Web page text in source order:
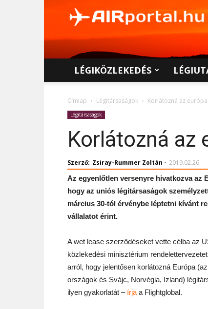
LÉGIKÖZLEKEDÉS
Címlap Légitársaságok Korlátozná az
Légitársaságok
Korlátozná az
Szerző: Zsiray-Rummer Zoltán - 2019.02.26.
Az egyenlőtlen versenyre hivatkozva az
hogy az uniós légitársaságok
március 30-tól érvénybe léptetni kívánt
vállalatot érint.
A wet lease szerződéseket vette célba az
közlekedési minisztérium
arról, hogy jelentősen korlátozná Európa
országok és Svájc, Norvégia, Izland)
ilyen gyakorlatát – írja a Flightglobal.